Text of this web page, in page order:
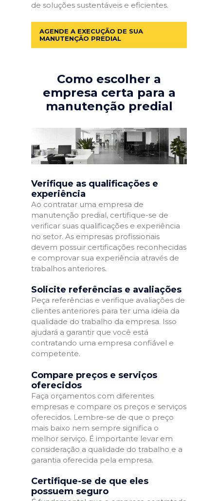
de soluções sustentáveis e eficientes.
AGENDE A EXECUÇÃO DE SUA
MANUTENÇÃO PREDIAL
Como escolher a
empresa certa para a
manutenção predial
Verifique as qualificações e
experiência
Ao contratar uma empresa de
manutenção predial, certifique-se de
verificar suas qualificações e experiência
no setor. As empresas profissionais
devem possuir certificações reconhecidas
e comprovar sua experiência através de
trabalhos anteriores.
Solicite referências e avaliações
Peça referências e verifique avaliações de
clientes anteriores para ter uma ideia da
qualidade do trabalho da empresa. Isso
ajudará a garantir que você está
contratando uma empresa confiável e
competente.
Compare preços e serviços
oferecidos
Faça orçamentos com diferentes
empresas e compare os preços e serviços
oferecidos. Lembre-se de que o preço
mais baixo nem sempre significa o
melhor serviço. É importante levar em
consideração a qualidade do trabalho e a
garantia oferecida pela empresa.
Certifique-se de que eles
possuem seguro